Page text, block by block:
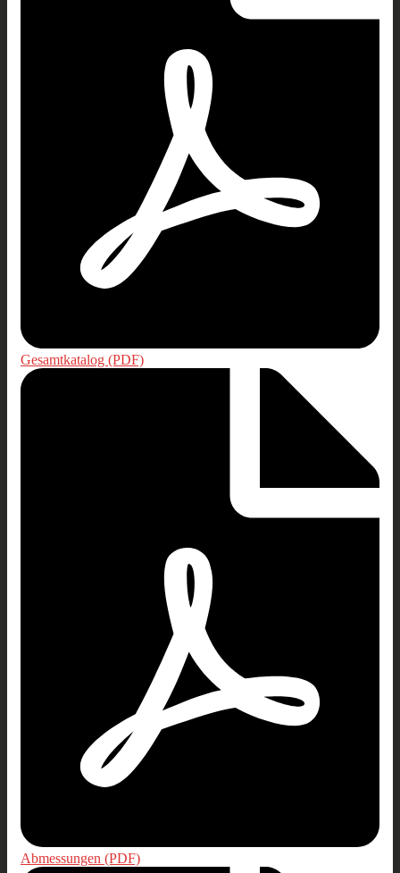
Gesamtkatalog (PDF)
Abmessungen (PDF)